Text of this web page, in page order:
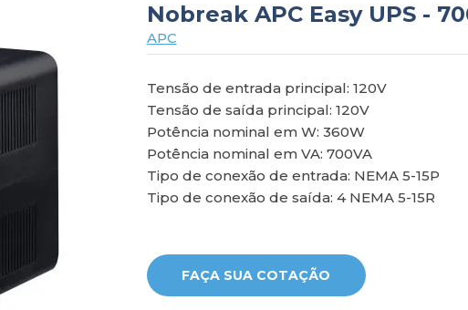
Nobreak APC Easy UPS -
APC
Tensão de entrada principal: 120V
Tensão de saída principal: 120V
Potência nominal em W: 360W
Potência nominal em VA: 700VA
Tipo de conexão de entrada: NEMA 5-15P
Tipo de conexão de saída: 4 NEMA 5-15R
FAÇA SUA COTAÇÃO